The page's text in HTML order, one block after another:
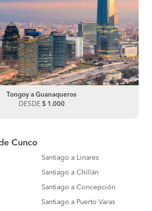
Tongoy a Guanaqueros
DESDE $ 1.000
Cunco
Santiago a Linares
Santiago a Chillán
Santiago a Concepción
Santiago a Puerto Varas